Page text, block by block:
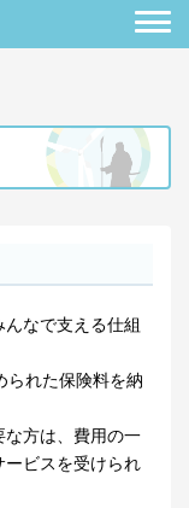
なで支える仕組
られた保険料を納
方は、費用の一
ビスを受けられ